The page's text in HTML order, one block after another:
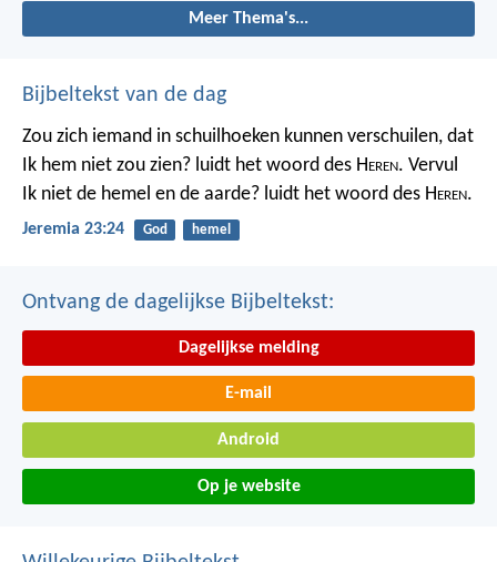
Meer Thema's...
Bijbeltekst van de dag
Zou zich iemand in schuilhoeken kunnen verschuilen, dat
Ik hem niet zou zien? luidt het woord des Heren. Vervul
Ik niet de hemel en de aarde? luidt het woord des Heren.
Jeremia 23:24 God hemel
Ontvang de dagelijkse Bijbeltekst:
Dagelijkse melding
E-mail
Android
Op je website